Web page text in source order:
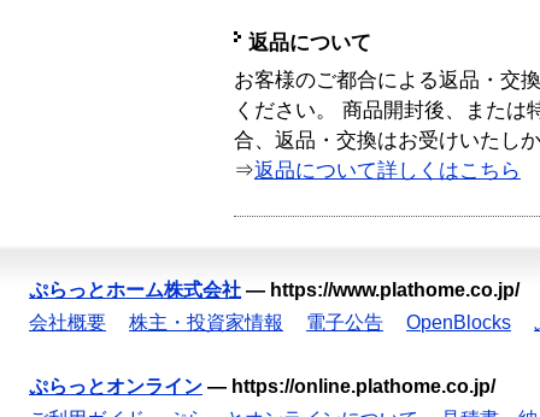
返品について
お客様のご都合による返品・交
ください。 商品開封後、または
合、返品・交換はお受けいたし
⇒返品について詳しくはこちら
ぷらっとホーム株式会社 — https://www.plathome.co.jp/
会社概要
株主・投資家情報 電子公告 OpenBlocks
ぷらっとオンライン — https://online.plathome.co.jp/